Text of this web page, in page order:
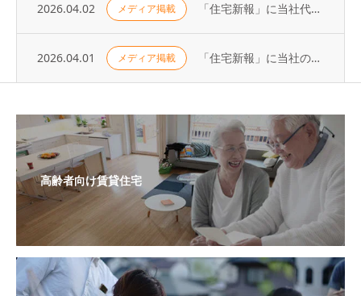
2026.04.02 メディア掲載 「住宅新報」に当社代表の取材記事が掲載されました（2026年3月31日号）
2026.04.01 メディア掲載 「住宅新報」に当社の取り組みが掲載されました（2026年3月24日号）
高齢者向け賃貸住宅